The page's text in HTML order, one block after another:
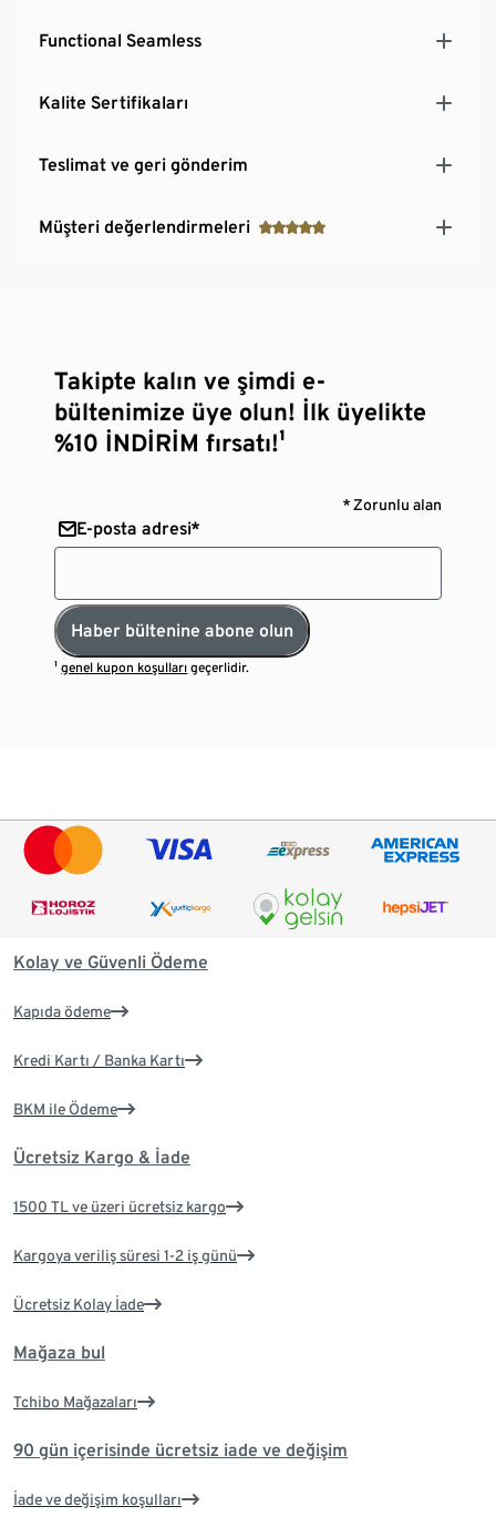
Functional Seamless
Kalite Sertifikaları
Teslimat ve geri gönderim
Müşteri değerlendirmeleri
Takipte kalın ve şimdi e-
bültenimize üye olun! İlk üyelikte
%10 İNDİRİM fırsatı!¹
* Zorunlu alan
E-posta adresi*
Haber bültenine abone olun
¹genel kupon koşulları geçerlidir.
Kolay ve Güvenli Ödeme
Kapıda ödeme
Kredi Kartı / Banka Kartı
BKM ile Ödeme
Ücretsiz Kargo & İade
1500 TL ve üzeri ücretsiz kargo
Kargoya veriliş süresi 1-2 iş günü
Ücretsiz Kolay İade
Mağaza bul
Tchibo Mağazaları
90 gün içerisinde ücretsiz iade ve değişim
İade ve değişim koşulları